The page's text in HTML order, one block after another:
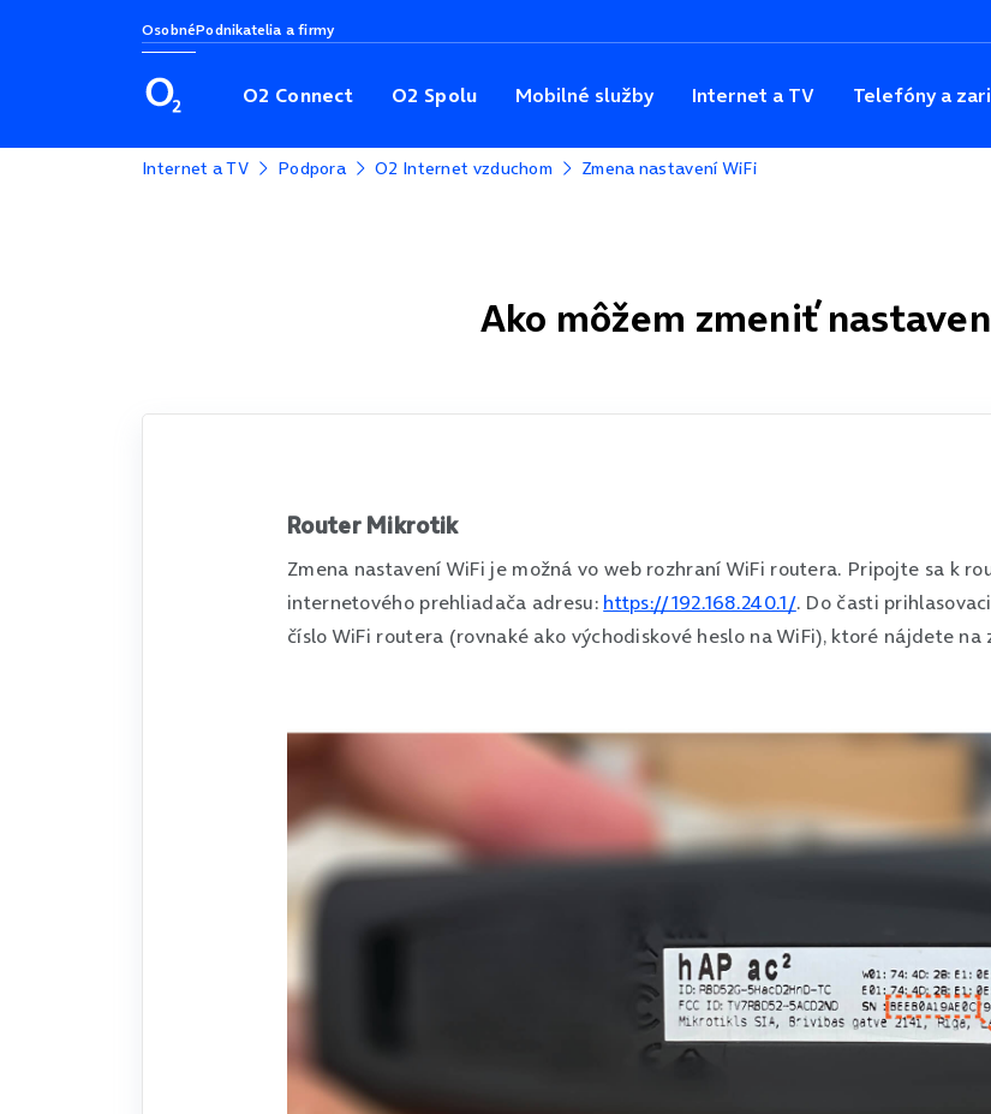
OsobnéPodnikatelia a firmy
O2 Connect O2 Spolu Mobilné služby Internet a TV Telefóny a
Internet a TV Podpora O2 Internet vzduchom Zmena nastavení WiFi
Ako môžem zmeniť
Router Mikrotik
Zmena nastavení WiFi je možná vo web rozhraní WiFi routera. Pripojte sa k
internetového prehliadača adresu: https://192.168.240.1/. Do časti
číslo WiFi routera (rovnaké ako východiskové heslo na WiFi), ktoré nájdete